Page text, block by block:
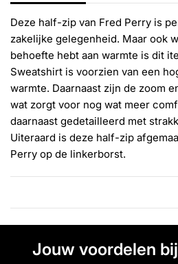
Deze half-zip van Fred Perry is
zakelijke gelegenheid. Maar ook
behoefte hebt aan warmte is dit
Sweatshirt is voorzien van een
warmte. Daarnaast zijn de zoom
wat zorgt voor nog wat meer
daarnaast gedetailleerd met
Uiteraard is deze half-zip
Perry op de linkerborst.
Jouw voordelen